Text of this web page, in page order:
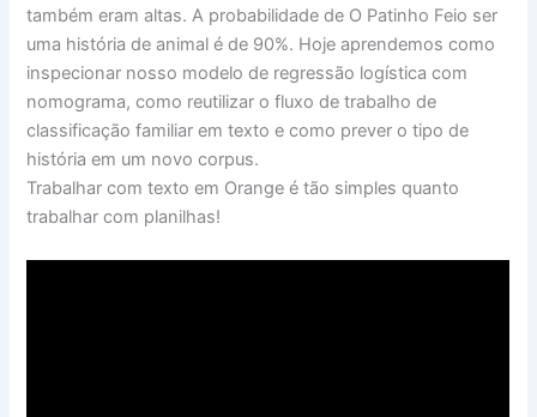
também eram altas. A probabilidade de O Patinho Feio ser
uma história de animal é de 90%. Hoje aprendemos como
inspecionar nosso modelo de regressão logística com
nomograma, como reutilizar o fluxo de trabalho de
classificação familiar em texto e como prever o tipo de
história em um novo corpus.
Trabalhar com texto em Orange é tão simples quanto
trabalhar com planilhas!